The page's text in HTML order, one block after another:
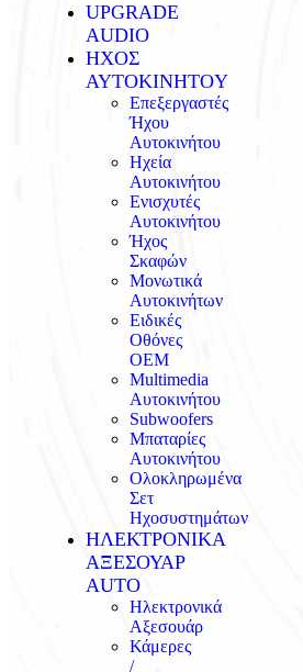
UPGRADE
AUDIO
ΗΧΟΣ
AYTOKINHTOY
Επεξεργαστές
Ήχου
Αυτοκινήτου
Ηχεία
Αυτοκινήτου
Ενισχυτές
Αυτοκινήτου
Ήχος
Σκαφών
Μονωτικά
Αυτοκινήτων
Ειδικές
Οθόνες
OEM
Multimedia
Αυτοκινήτου
Subwoofers
Μπαταρίες
Αυτοκινήτου
Ολοκληρωμένα
Σετ
Ηχοσυστημάτων
ΗΛΕΚΤΡΟΝΙΚΑ
ΑΞΕΣΟΥΑΡ
AUTO
Ηλεκτρονικά
Αξεσουάρ
Κάμερες
/